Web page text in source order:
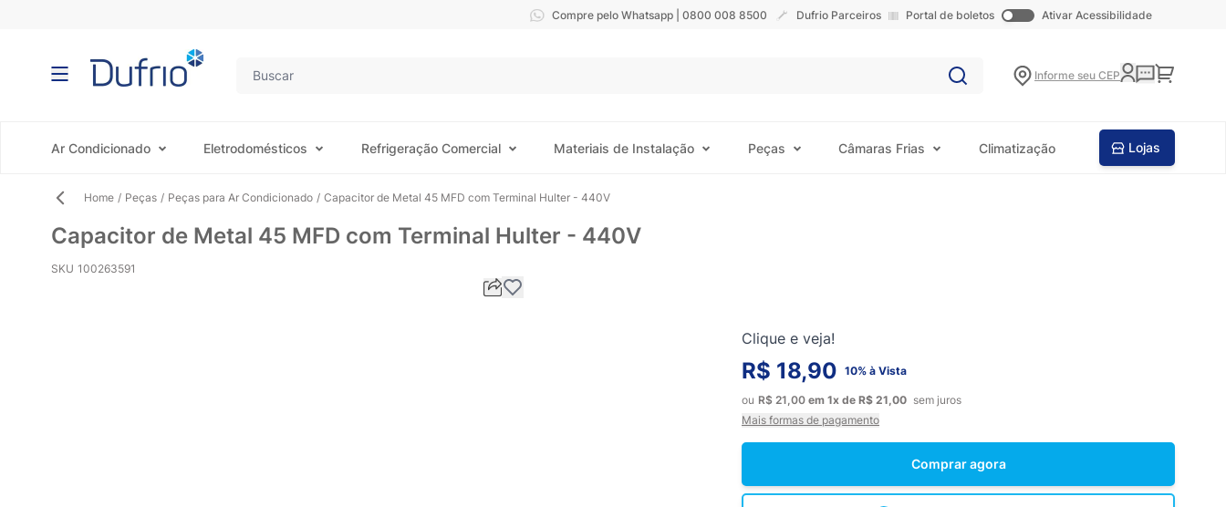
Compre pelo Whatsapp | 0800 008 8500 Dufrio Parceiros Portal de boletos Ativar Acessibilidade
Informe seu CEP Carrinho
Ar Condicionado Eletrodomésticos Refrigeração Comercial Materiais de Instalação Peças Câmaras Frias Climatização Lojas
Home / Peças / Peças para Ar Condicionado / Capacitor de Metal 45 MFD com Terminal Hulter - 440V
Capacitor de Metal 45 MFD com Terminal Hulter - 440V
SKU 100263591
Clique e veja!
Comprar agora
R$ 18,90 10% à Vista
ou R$ 21,00 em 1x de R$ 21,00 sem juros
Mais formas de pagamento